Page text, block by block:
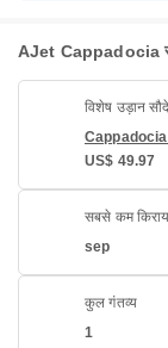
AJet Cappadocia से
विशेष उड़ान सौदे
Cappadocia
US$ 49.97
सबसे कम
sep
कुल गंतव्य
1